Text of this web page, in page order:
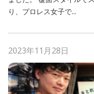
り、プロレス女子で...
2023年11月28日